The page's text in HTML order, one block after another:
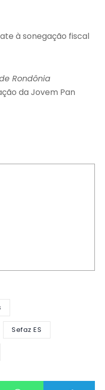
à sonegação fiscal
Rondônia
da Jovem Pan
Sefaz ES